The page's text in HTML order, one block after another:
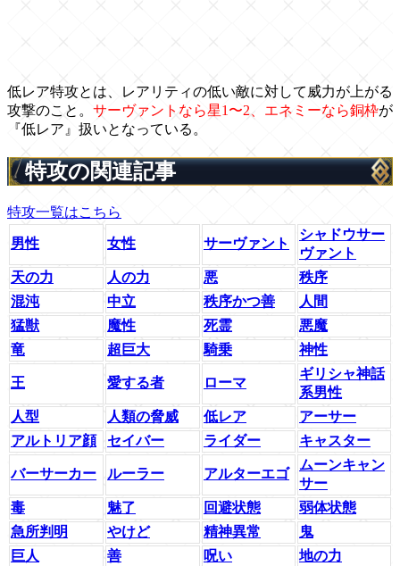
低レア特攻とは、レアリティの低い敵に対して威力が上がる
攻撃のこと。 サーヴァントなら星1〜2、エネミーなら銅枠が
『低レア』扱いとなっている。
特攻の関連記事
特攻一覧はこちら
男性 女性 サーヴァント
シャドウサー
ヴァント
天の力
人の力 悪
秩序
混沌
中立 秩序かつ善
人間
猛獣
魔性 死霊
悪魔
竜
超巨大 騎乗 神性
王 愛する者 ローマ
ギリシャ神話
系男性
人型
人類の脅威 低レア
アーサー
アルトリア顔
セイバー ライダー キャスター
バーサーカー ルーラー アルターエゴ
ムーンキャン
サー
毒
魅了 回避状態
弱体状態
急所判明
やけど 精神異常
鬼
巨人
善 呪い
地の力